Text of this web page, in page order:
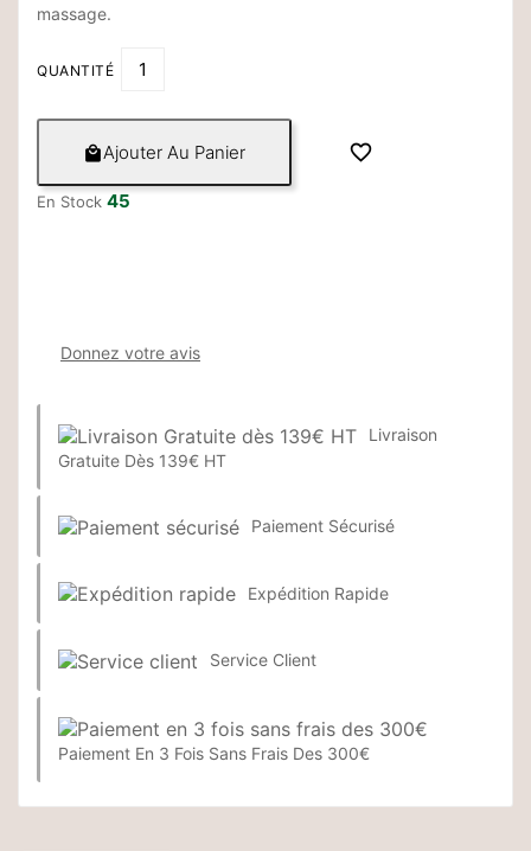
massage.
QUANTITÉ
Ajouter Au Panier 
En Stock 45
Donnez votre avis
Livraison
Gratuite Dès 139€ HT
Paiement Sécurisé
Expédition Rapide
Service Client
Paiement En 3 Fois Sans Frais Des 300€